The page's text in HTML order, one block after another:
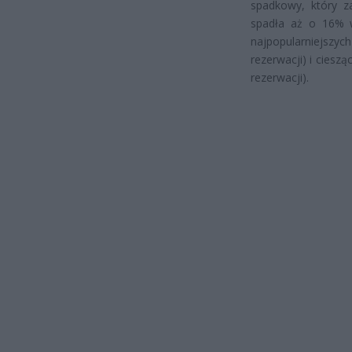
spadkowy, który
spadła aż o 16%
rezerwacji) i
rezerwacji).